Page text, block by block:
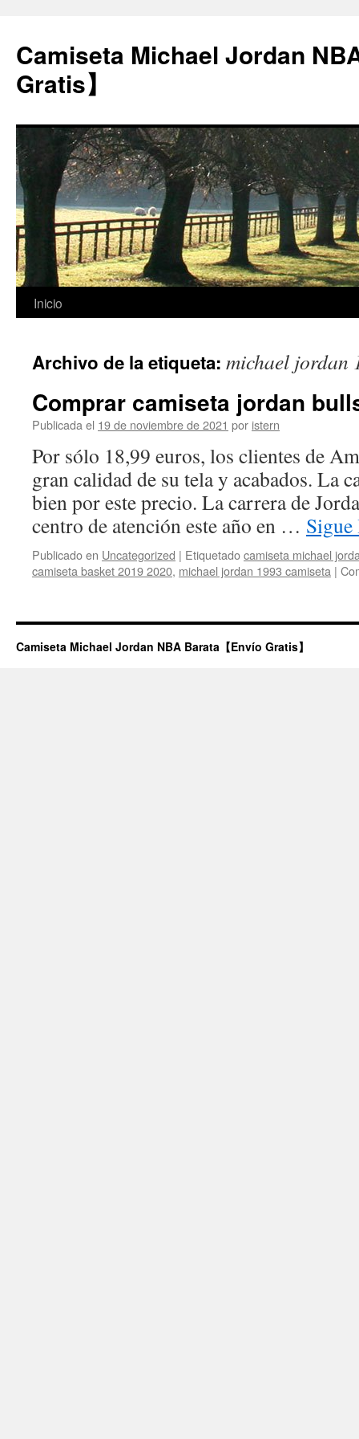
Camiseta Michael Jordan
Gratis】
Saltar
contenido
Inicio
Archivo de la etiqueta: michael jordan
Comprar camiseta jordan
Publicada el 19 de noviembre de 2021 por istern
Por sólo 18,99 euros, los clientes de
gran calidad de su tela y acabados. La
bien por este precio. La carrera de
centro de atención este año en …
Publicado en Uncategorized | Etiquetadocamiseta michael
camiseta basket 2019 2020, michael jordan 1993 camiseta |
Camiseta Michael Jordan NBA Barata【Envío Gratis】